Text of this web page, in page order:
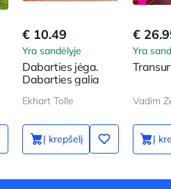
€ 10.49
Yra sandėlyje
Dabarties jėga.
Dabarties galia
Ekhart Tolle
Į krepšelį
€
Yra
Vadim
Į